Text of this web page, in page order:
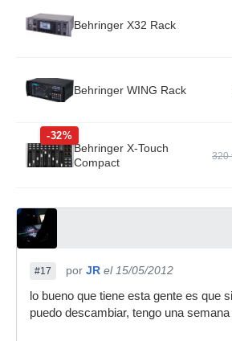
Behringer X32 Rack
Behringer WING Rack
-32%
Behringer X-Touch
Compact
320
#17 por JR el 15/05/2012
lo bueno que tiene esta gente es que
puedo descambiar, tengo una